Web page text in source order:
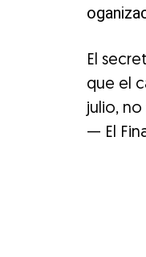
El
que el
julio, no
— El